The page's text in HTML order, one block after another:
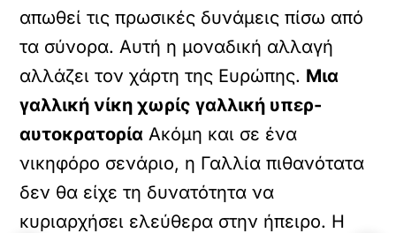
απωθεί τις πρωσικές δυνάμεις πίσω από
τα σύνορα. Αυτή η μοναδική αλλαγή
αλλάζει τον χάρτη της Ευρώπης. Μια
γαλλική νίκη χωρίς γαλλική υπερ-
αυτοκρατορία Ακόμη και σε ένα
νικηφόρο σενάριο, η Γαλλία πιθανότατα
δεν θα είχε τη δυνατότητα να
κυριαρχήσει ελεύθερα στην ήπειρο. Η